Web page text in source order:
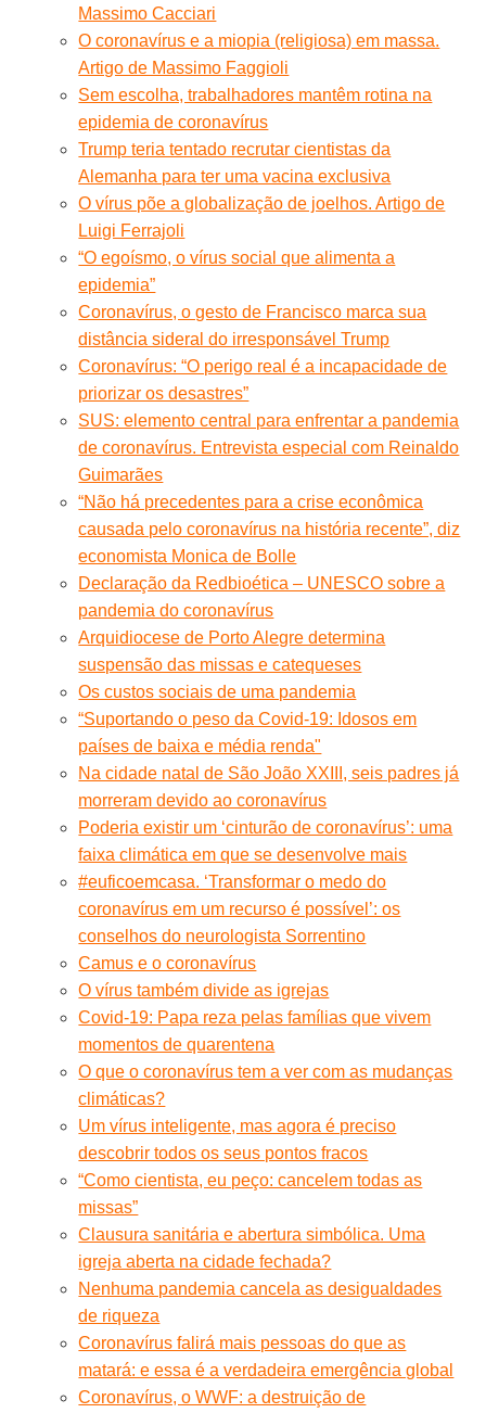
Massimo Cacciari
O coronavírus e a miopia (religiosa) em massa.
Artigo de Massimo Faggioli
Sem escolha, trabalhadores mantêm rotina na
epidemia de coronavírus
Trump teria tentado recrutar cientistas da
Alemanha para ter uma vacina exclusiva
O vírus põe a globalização de joelhos. Artigo de
Luigi Ferrajoli
“O egoísmo, o vírus social que alimenta a
epidemia”
Coronavírus, o gesto de Francisco marca sua
distância sideral do irresponsável Trump
Coronavírus: “O perigo real é a incapacidade de
priorizar os desastres”
SUS: elemento central para enfrentar a pandemia
de coronavírus. Entrevista especial com Reinaldo
Guimarães
“Não há precedentes para a crise econômica
causada pelo coronavírus na história recente”, diz
economista Monica de Bolle
Declaração da Redbioética – UNESCO sobre a
pandemia do coronavírus
Arquidiocese de Porto Alegre determina
suspensão das missas e catequeses
Os custos sociais de uma pandemia
“Suportando o peso da Covid-19: Idosos em
países de baixa e média renda"
Na cidade natal de São João XXIII, seis padres já
morreram devido ao coronavírus
Poderia existir um ‘cinturão de coronavírus’: uma
faixa climática em que se desenvolve mais
#euficoemcasa. ‘Transformar o medo do
coronavírus em um recurso é possível’: os
conselhos do neurologista Sorrentino
Camus e o coronavírus
O vírus também divide as igrejas
Covid-19: Papa reza pelas famílias que vivem
momentos de quarentena
O que o coronavírus tem a ver com as mudanças
climáticas?
Um vírus inteligente, mas agora é preciso
descobrir todos os seus pontos fracos
“Como cientista, eu peço: cancelem todas as
missas”
Clausura sanitária e abertura simbólica. Uma
igreja aberta na cidade fechada?
Nenhuma pandemia cancela as desigualdades
de riqueza
Coronavírus falirá mais pessoas do que as
matará: e essa é a verdadeira emergência global
Coronavírus, o WWF: a destruição de